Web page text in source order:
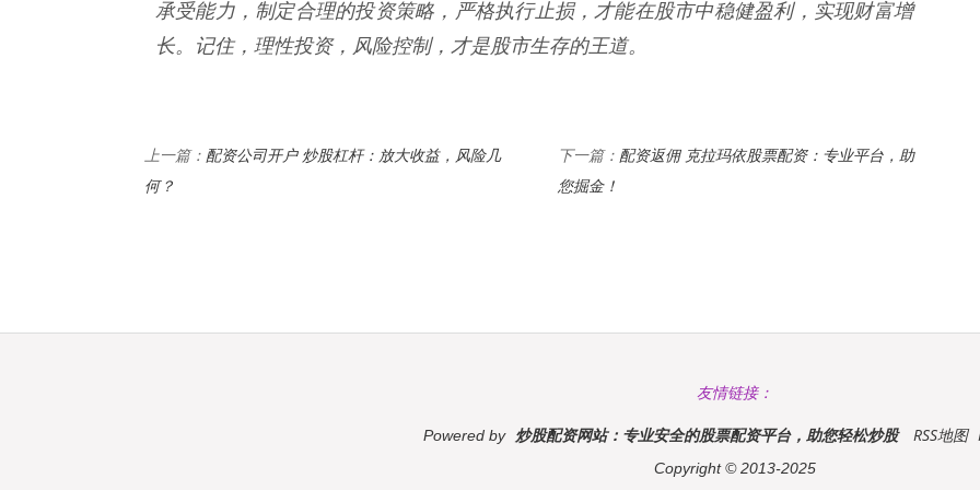
承受能力，制定合理的投资策略，严格执行止损，才能在股市中稳健盈利，实现财富增
长。记住，理性投资，风险控制，才是股市生存的王道。
上一篇： 配资公司开户 炒股杠杆：放大收益，风险几
何？
下一篇： 配资返佣 克拉玛依股票配资：专业平台，助
您掘金！
友情链接：
Powered by 炒股配资网站：专业安全的股票配资平台，助您轻松炒股 RSS地图
Copyright© 2013-2025